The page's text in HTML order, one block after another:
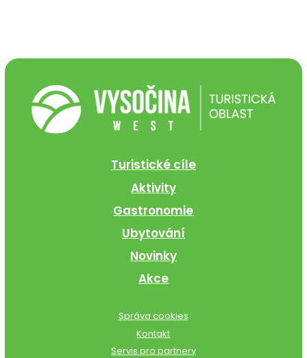
Turistické cíle
Aktivity
Gastronomie
Ubytování
Novinky
Akce
Správa cookies
Kontakt
Servis pro partnery